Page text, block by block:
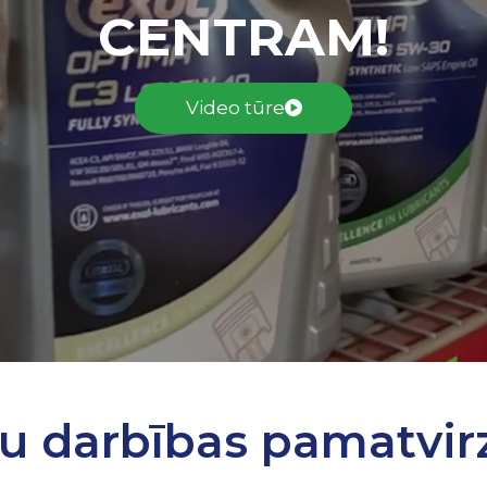
CENTRAM!
Video tūre
darbības